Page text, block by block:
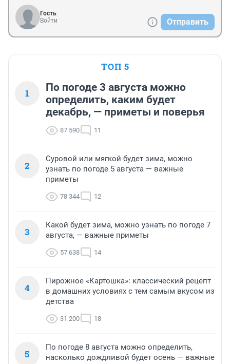
Гость
Войти
Отправить
ТОП 5
1
По погоде 3 августа можно
определить, каким будет
декабрь, — приметы и поверья
87 590 11
2
Суровой или мягкой будет зима, можно
узнать по погоде 5 августа — важные
приметы
78 344 12
3
Какой будет зима, можно узнать по погоде 7
августа, — важные приметы
57 638 14
4
Пирожное «Картошка»: классический рецепт
в домашних условиях с тем самым вкусом из
детства
31 200 18
5
По погоде 8 августа можно определить,
насколько дождливой будет осень — важные